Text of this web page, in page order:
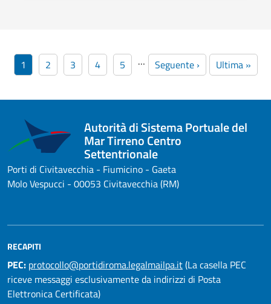
Paginazione
Pagina
1 Pagina
2 Pagina
3 Pagina
4 Pagina
5 … Pagina successiva
Seguente › Ultima
Ultima »
Autorità di Sistema Portuale del
Mar Tirreno Centro
Settentrionale
Porti di Civitavecchia - Fiumicino - Gaeta
Molo Vespucci - 00053 Civitavecchia (RM)
RECAPITI
PEC: protocollo@portidiroma.legalmailpa.it(La casella PEC
riceve messaggi esclusivamente da indirizzi di Posta
Elettronica Certificata)